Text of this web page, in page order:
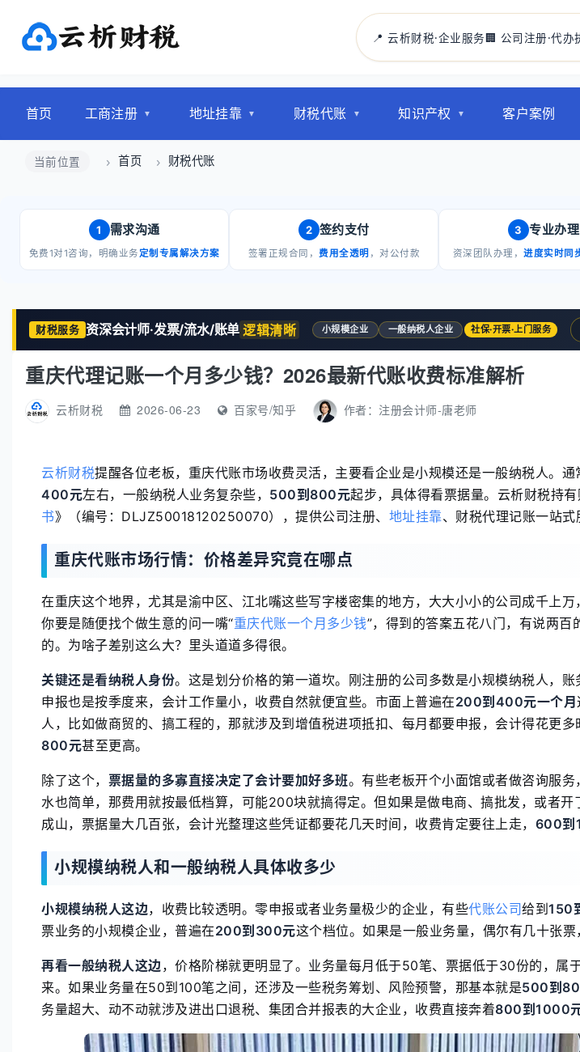
📍 云析财税·企业服务🏢 公司注册·代办
首页 工商注册 地址挂靠 财税代账 知识产权 客户案例
当前位置 首页 财税代账
1 需求沟通
免费1对1咨询，明确业务定制专属解决方案
2 签约支付
签署正规合同，费用全透明 ，对公付款
3 专业办理
资深团队办理， 进度实时同
财税服务 资深会计师·发票/流水/账单 逻辑清晰 小规模企业 一般纳税人企业 社保·开票·上门服务
重庆代理记账一个月多少钱？2026最新代账收费标准解析
云析财税 2026-06-23 百家号/知乎 作者： 注册会计师-唐老师
云析财税提醒各位老板，重庆代账市场收费灵活，主要看企业是小规模还是一般纳税人。通
400元左右，一般纳税人业务复杂些， 500到800元起步，具体得看票据量。云析财税持
书》（编号：DLJZ50018120250070），提供公司注册、 地址挂靠、财税代理记账一站式
重庆代账市场行情：价格差异究竟在哪点
在重庆这个地界，尤其是渝中区、江北嘴这些写字楼密集的地方，大大小小的公司成千上万
你要是随便找个做生意的问一嘴“重庆代账一个月多少钱”，得到的答案五花八门，有说两
的。为啥子差别这么大？里头道道多得很。
关键还是看纳税人身份。这是划分价格的第一道坎。刚注册的公司多数是小规模纳税人，
申报也是按季度来，会计工作量小，收费自然就便宜些。市面上普遍在200到400元一个月
人，比如做商贸的、搞工程的，那就涉及到增值税进项抵扣、每月都要申报，会计得花更
800元甚至更高。
除了这个， 票据量的多寡直接决定了会计要加好多班。有些老板开个小面馆或者做咨询服
水也简单，那费用就按最低档算，可能200块就搞得定。但如果是做电商、搞批发，或者
成山，票据量大几百张，会计光整理这些凭证都要花几天时间，收费肯定要往上走， 600到
小规模纳税人和一般纳税人具体收多少
小规模纳税人这边，收费比较透明。零申报或者业务量极少的企业，有些代账公司给到150
票业务的小规模企业，普遍在200到300元这个档位。如果是一般业务量，偶尔有几十张票
再看一般纳税人这边 ，价格阶梯就更明显了。业务量每月低于50笔、票据低于30份的，属于
来。如果业务量在50到100笔之间，还涉及一些税务筹划、风险预警，那基本就是500到
务量超大、动不动就涉及进出口退税、集团合并报表的大企业，收费直接奔着800到1000